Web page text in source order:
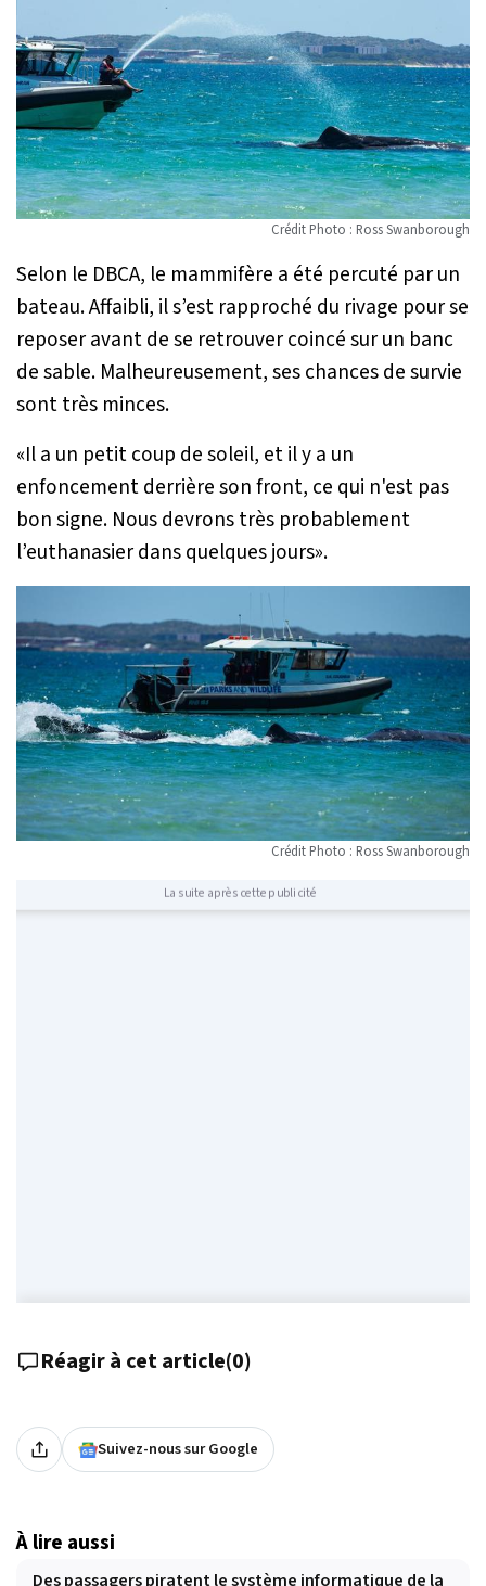
Crédit Photo : Ross Swanborough
Selon le DBCA, le mammifère a été percuté par un
bateau. Affaibli, il s’est rapproché du rivage pour se
reposer avant de se retrouver coincé sur un banc
de sable. Malheureusement, ses chances de survie
sont très minces.
«Il a un petit coup de soleil, et il y a un
enfoncement derrière son front, ce qui n'est pas
bon signe. Nous devrons très probablement
l’euthanasier dans quelques jours».
Crédit Photo : Ross Swanborough
La suite après cette publicité
Réagir à cet article(0)
Suivez-nous sur Google
À lire aussi
Des passagers piratent le système informatique de la